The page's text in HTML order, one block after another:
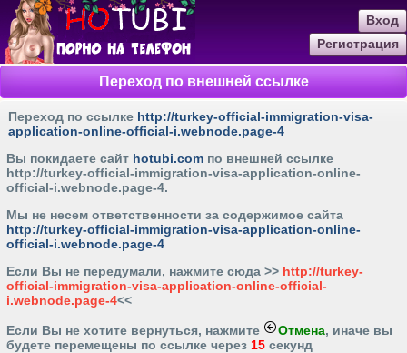
Вход
Регистрация
Переход по внешней ссылке
Переход по ссылке http://turkey-official-immigration-visa-
application-online-official-i.webnode.page-4
Вы покидаете сайт hotubi.com по внешней ссылке
http://turkey-official-immigration-visa-application-online-
official-i.webnode.page-4.
Мы не несем ответственности за содержимое сайта
http://turkey-official-immigration-visa-application-online-
official-i.webnode.page-4
Если Вы не передумали, нажмите cюда >> http://turkey-
official-immigration-visa-application-online-official-
i.webnode.page-4<<
Если Вы не хотите вернуться, нажмите Отмена, иначе вы
будете перемещены по ссылке через 15 секунд